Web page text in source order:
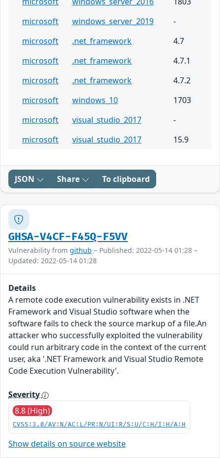
microsoft
windows_server_2019
-
microsoft
.net_framework
4.7
microsoft
.net_framework
4.7.1
microsoft
.net_framework
4.7.2
microsoft
windows_10
1703
microsoft
visual_studio_2017
-
microsoft
visual_studio_2017 15.9
JSON Share To clipboard
GHSA-V4CF-F45Q-F5VV
Vulnerability from github – Published: 2022-05-14 01:28 –
Updated: 2022-05-14 01:28
Details
A remote code execution vulnerability exists in .NET
Framework and Visual Studio software when the
software fails to check the source markup of a file.An
attacker who successfully exploited the vulnerability
could run arbitrary code in the context of the current
user, aka '.NET Framework and Visual Studio Remote
Code Execution Vulnerability'.
Severity
8.8 (High)
CVSS:3.0/AV:N/AC:L/PR:N/UI:R/S:U/C:H/I:H/A:H
Show details on source website